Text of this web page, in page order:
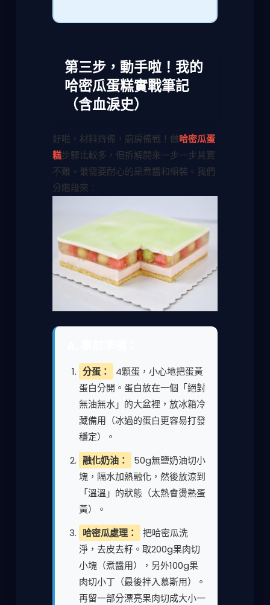
第三步，動手啦！我的
哈密瓜蛋糕實戰筆記
（含血淚史）
好啦，材料齊備，廚房備戰！做哈密瓜蛋
糕步驟比較多，但拆解開來一步一步其實
不難。最需要耐心的是煮醬和組裝。我們
分階段來：
分蛋：
4顆蛋，小心地把蛋黃
蛋白分開。蛋白放在一個「絕對
無油無水」的大盆裡，放冰箱冷
藏備用（冰過的蛋白更容易打發
穩定）。
融化奶油：
50g無鹽奶油切小
塊，隔水加熱融化，然後放涼到
「溫溫」的狀態（太熱會燙熟蛋
黃）。
哈密瓜處理：
把哈密瓜洗
淨，去皮去籽。取200g果肉切
小塊（煮醬用），另外100g果
肉切小丁（最後拌入慕斯用）。
再留一部分漂亮果肉切成大小一